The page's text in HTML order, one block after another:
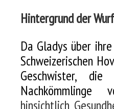
Hintergrund der
Da Gladys über
Schweizerischen
Geschwister,
hinsichtlich